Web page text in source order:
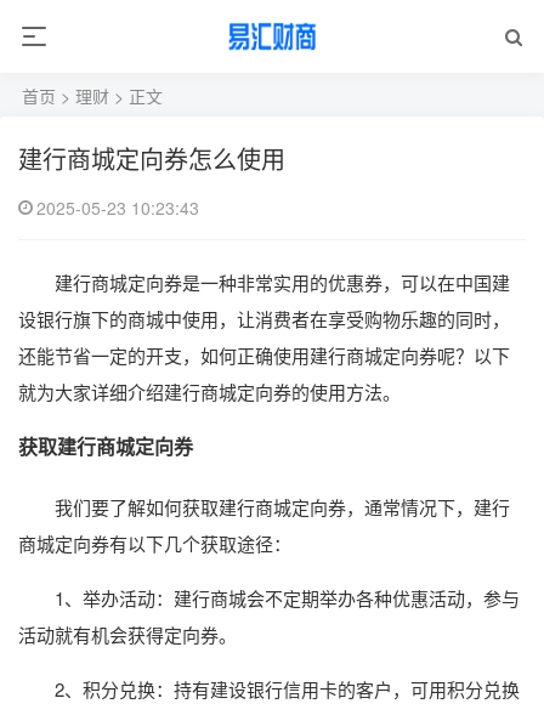
首页 > 理财 > 正文
建行商城定向券怎么使用
2025-05-23 10:23:43
建行商城定向券是一种非常实用的优惠券，可以在中国建
设银行旗下的商城中使用，让消费者在享受购物乐趣的同时，
还能节省一定的开支，如何正确使用建行商城定向券呢？以下
就为大家详细介绍建行商城定向券的使用方法。
获取建行商城定向券
我们要了解如何获取建行商城定向券，通常情况下，建行
商城定向券有以下几个获取途径：
1、举办活动：建行商城会不定期举办各种优惠活动，参与
活动就有机会获得定向券。
2、积分兑换：持有建设银行信用卡的客户，可用积分兑换